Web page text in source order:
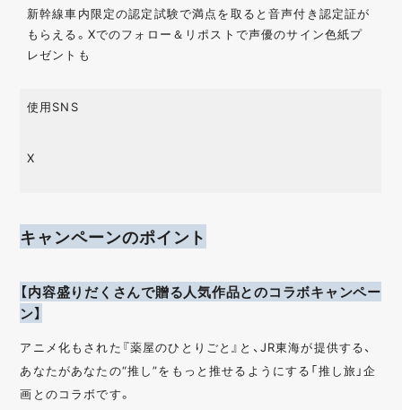
新幹線車内限定の認定試験で満点を取ると音声付き認定証が
もらえる。Xでのフォロー＆リポストで声優のサイン色紙プ
レゼントも
使用SNS
X
キャンペーンのポイント
【内容盛りだくさんで贈る人気作品とのコラボキャンペー
ン】
アニメ化もされた『薬屋のひとりごと』と、JR東海が提供する、
あなたがあなたの“推し”をもっと推せるようにする「推し旅」企
画とのコラボです。